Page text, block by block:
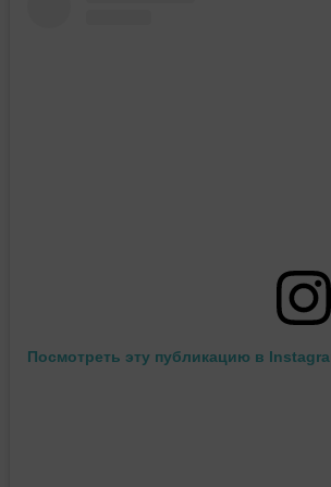
Посмотреть эту публикацию в